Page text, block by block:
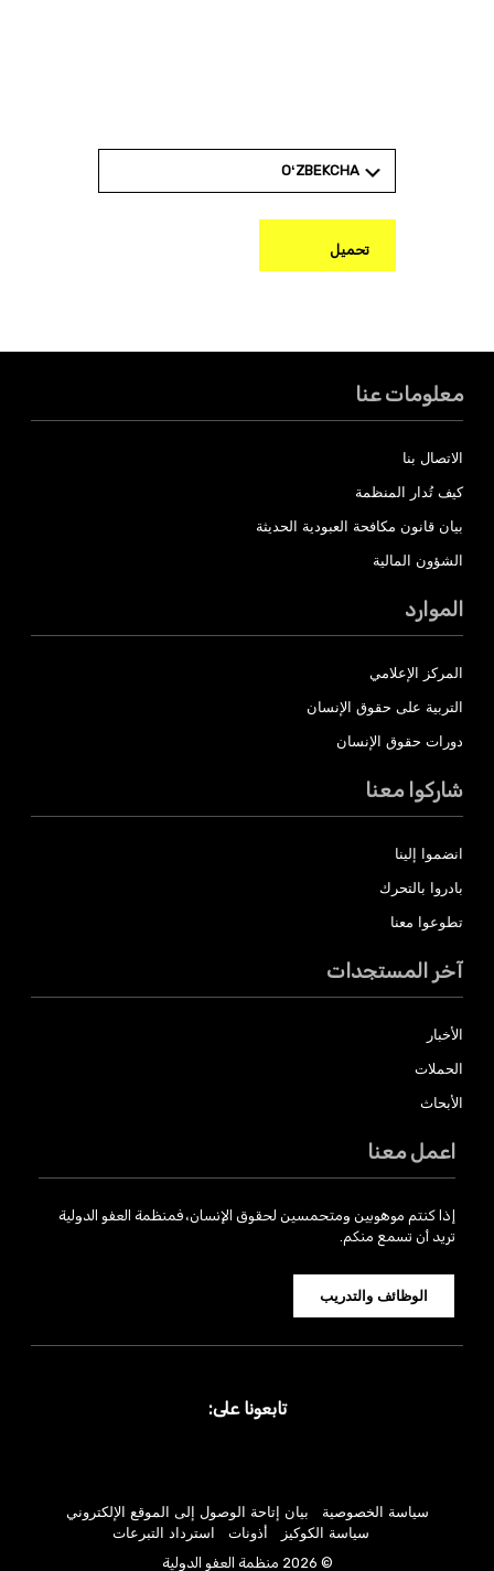
OʻZBEKCHA
تحميل
معلومات عنا
الاتصال بنا
كيف تُدار المنظمة
بيان قانون مكافحة العبودية الحديثة
الشؤون المالية
الموارد
المركز الإعلامي
التربية على حقوق الإنسان
دورات حقوق الإنسان
شاركوا معنا
انضموا إلينا
بادروا بالتحرك
تطوعوا معنا
آخر المستجدات
الأخبار
الحملات
الأبحاث
اعمل معنا
إذا كنتم موهوبين ومتحمسين لحقوق الإنسان، فمنظمة العفو الدولية
تريد أن تسمع منكم.
الوظائف والتدريب
سياسة الخصوصية
بيان إتاحة الوصول إلى الموقع الإلكتروني
سياسة الكوكيز
أذونات
استرداد التبرعات
© 2026 منظمة العفو الدولية
تابعونا على: